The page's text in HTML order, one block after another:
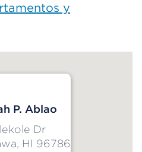
y
P. Ablao
Dr
HI 96786